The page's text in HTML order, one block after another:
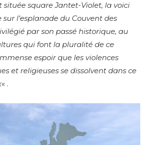
square Jantet-Violet, la voici
l’esplanade du Couvent des
par son passé historique, au
qui font la pluralité de ce
espoir que les violences
et religieuses se dissolvent dans ce
« .